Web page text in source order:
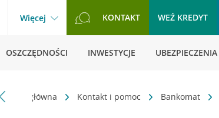
Więcej KONTAKT WEŹ KREDYT
OSZCZĘDNOŚCI INWESTYCJE UBEZPIECZENIA
Strona główna Kontakt i pomoc Bankomat